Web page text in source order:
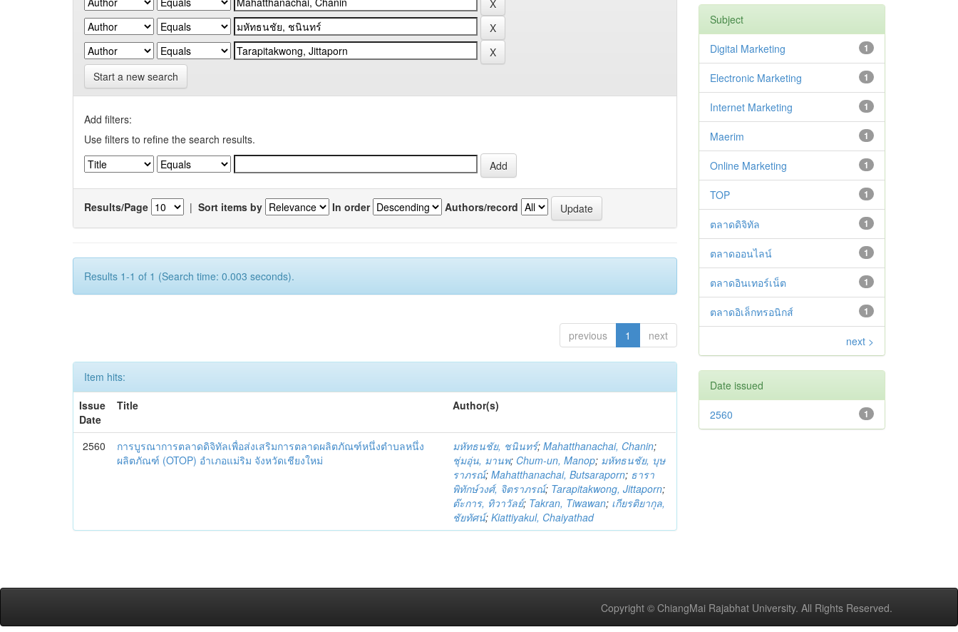
Start a new search
Add filters:
Use filters to refine the search results.
Results/Page | Sort items by In order Authors/record
Results 1-1 of 1 (Search time: 0.003 seconds).
previous 1 next
Item hits:
Issue
Date
Title Author(s)
2560
การบูรณาการตลาดดิจิทัลเพื่อส่งเสริมการตลาดผลิตภัณฑ์หนึ่งตำบลหนึ่ง
ผลิตภัณฑ์ (OTOP) อำเภอแม่ริม จังหวัดเชียงใหม่
มหัทธนชัย, ชนินทร์;Mahatthanachai, Chanin;
ชุ่มอุ่น, มานพ; Chum-un, Manop; มหัทธนชัย, บุษ
ราภรณ์;Mahatthanachai, Butsaraporn; ธารา
พิทักษ์วงศ์, จิตราภรณ์; Tarapitakwong, Jittaporn;
ต๊ะการ, ทิวาวัลย์; Takran, Tiwawan; เกียรติยากุล,
ชัยทัศน์;Kiattiyakul, Chaiyathad
Subject
1
Digital Marketing
1
Electronic Marketing
1
Internet Marketing
1
Maerim
1
Online Marketing
1
TOP
1
ตลาดดิจิทัล
1
ตลาดออนไลน์
1
ตลาดอินเทอร์เน็ต
1
ตลาดอิเล็กทรอนิกส์
next >
Date issued
1
2560
Copyright © ChiangMai Rajabhat University. All Rights Reserved.